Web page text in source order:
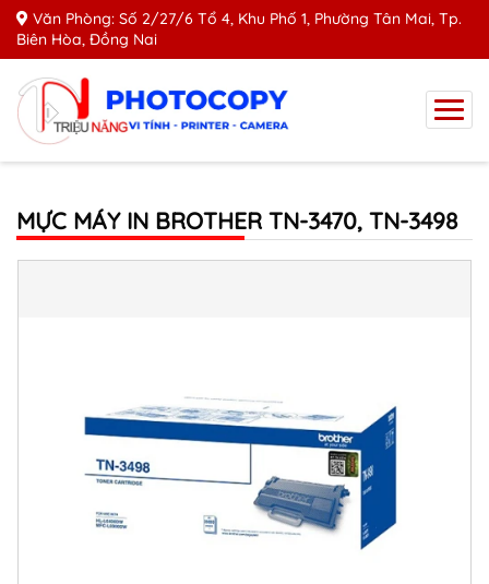
Văn Phòng: Số 2/27/6 Tổ 4, Khu Phố 1, Phường Tân Mai, Tp.
Biên Hòa, Đồng Nai
MỰC MÁY IN BROTHER TN-3470, TN-3498